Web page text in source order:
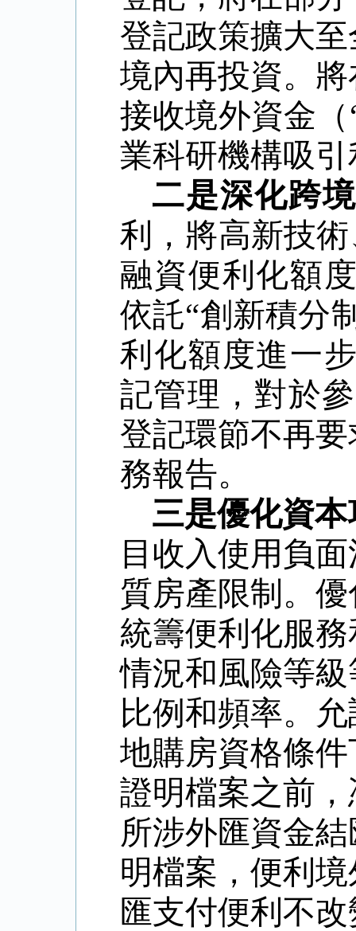
登記政策擴大
境內再投資。
接收境外資金（
業科研機構吸
二是深化跨
利，將高新技
融資便利化額
依託“創新積分
利化額度進一
記管理，對於
登記環節不再
務報告。
三是優化資
目收入使用負
質房產限制。
統籌便利化服
情況和風險等
比例和頻率。
地購房資格條
證明檔案之前
所涉外匯資金
明檔案，便利
匯支付便利不